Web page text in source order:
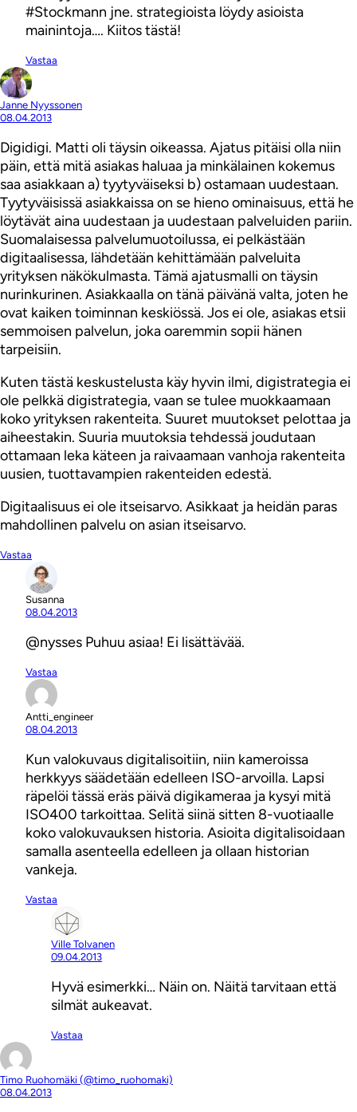
#Stockmann jne. strategioista löydy asioista
mainintoja…. Kiitos tästä!
Vastaa
Janne Nyyssonen
08.04.2013
Digidigi. Matti oli täysin oikeassa. Ajatus pitäisi olla niin
päin, että mitä asiakas haluaa ja minkälainen kokemus
saa asiakkaan a) tyytyväiseksi b) ostamaan uudestaan.
Tyytyväisissä asiakkaissa on se hieno ominaisuus, että he
löytävät aina uudestaan ja uudestaan palveluiden pariin.
Suomalaisessa palvelumuotoilussa, ei pelkästään
digitaalisessa, lähdetään kehittämään palveluita
yrityksen näkökulmasta. Tämä ajatusmalli on täysin
nurinkurinen. Asiakkaalla on tänä päivänä valta, joten he
ovat kaiken toiminnan keskiössä. Jos ei ole, asiakas etsii
semmoisen palvelun, joka oaremmin sopii hänen
tarpeisiin.
Kuten tästä keskustelusta käy hyvin ilmi, digistrategia ei
ole pelkkä digistrategia, vaan se tulee muokkaamaan
koko yrityksen rakenteita. Suuret muutokset pelottaa ja
aiheestakin. Suuria muutoksia tehdessä joudutaan
ottamaan leka käteen ja raivaamaan vanhoja rakenteita
uusien, tuottavampien rakenteiden edestä.
Digitaalisuus ei ole itseisarvo. Asikkaat ja heidän paras
mahdollinen palvelu on asian itseisarvo.
Vastaa
Susanna
08.04.2013
@nysses Puhuu asiaa! Ei lisättävää.
Vastaa
Antti_engineer
08.04.2013
Kun valokuvaus digitalisoitiin, niin kameroissa
herkkyys säädetään edelleen ISO-arvoilla. Lapsi
räpelöi tässä eräs päivä digikameraa ja kysyi mitä
ISO400 tarkoittaa. Selitä siinä sitten 8-vuotiaalle
koko valokuvauksen historia. Asioita digitalisoidaan
samalla asenteella edelleen ja ollaan historian
vankeja.
Vastaa
Ville Tolvanen
09.04.2013
Hyvä esimerkki… Näin on. Näitä tarvitaan että
silmät aukeavat.
Vastaa
Timo Ruohomäki (@timo_ruohomaki)
08.04.2013